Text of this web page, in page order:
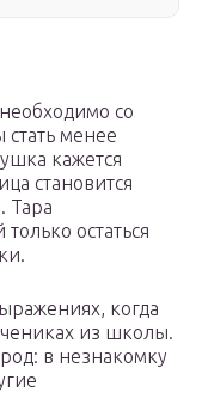
со
стать менее
кажется
становится
Тара
остаться
когда
из школы.
в незнакомку